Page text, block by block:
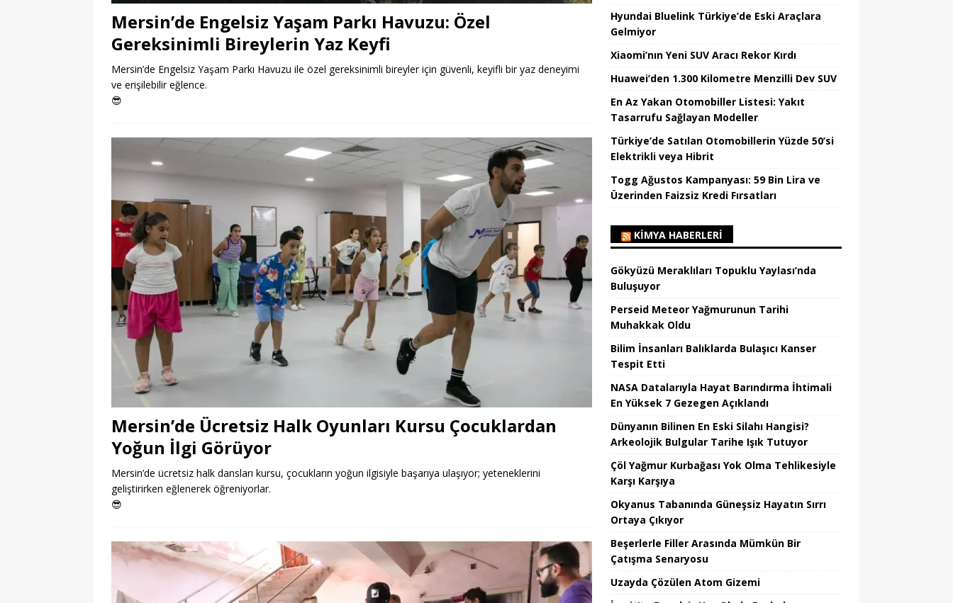
Mersin’de Engelsiz Yaşam Parkı Havuzu: Özel
Gereksinimli Bireylerin Yaz Keyfi
Mersin’de Engelsiz Yaşam Parkı Havuzu ile özel gereksinimli bireyler için güvenli, keyifli bir yaz deneyimi
ve erişilebilir eğlence.
😎
Mersin’de Ücretsiz Halk Oyunları Kursu Çocuklardan
Yoğun İlgi Görüyor
Mersin’de ücretsiz halk dansları kursu, çocukların yoğun ilgisiyle başarıya ulaşıyor; yeteneklerini
geliştirirken eğlenerek öğreniyorlar.
😎
Hyundai Bluelink Türkiye’de Eski Araçlara
Gelmiyor
Xiaomi’nın Yeni SUV Aracı Rekor Kırdı
Huawei’den 1.300 Kilometre Menzilli Dev SUV
En Az Yakan Otomobiller Listesi: Yakıt
Tasarrufu Sağlayan Modeller
Türkiye’de Satılan Otomobillerin Yüzde 50’si
Elektrikli veya Hibrit
Togg Ağustos Kampanyası: 59 Bin Lira ve
Üzerinden Faizsiz Kredi Fırsatları
KIMYA HABERLERI
Gökyüzü Meraklıları Topuklu Yaylası’nda
Buluşuyor
Perseid Meteor Yağmurunun Tarihi
Muhakkak Oldu
Bilim İnsanları Balıklarda Bulaşıcı Kanser
Tespit Etti
NASA Datalarıyla Hayat Barındırma İhtimali
En Yüksek 7 Gezegen Açıklandı
Dünyanın Bilinen En Eski Silahı Hangisi?
Arkeolojik Bulgular Tarihe Işık Tutuyor
Çöl Yağmur Kurbağası Yok Olma Tehlikesiyle
Karşı Karşıya
Okyanus Tabanında Güneşsiz Hayatın Sırrı
Ortaya Çıkıyor
Beşerlerle Filler Arasında Mümkün Bir
Çatışma Senaryosu
Uzayda Çözülen Atom Gizemi